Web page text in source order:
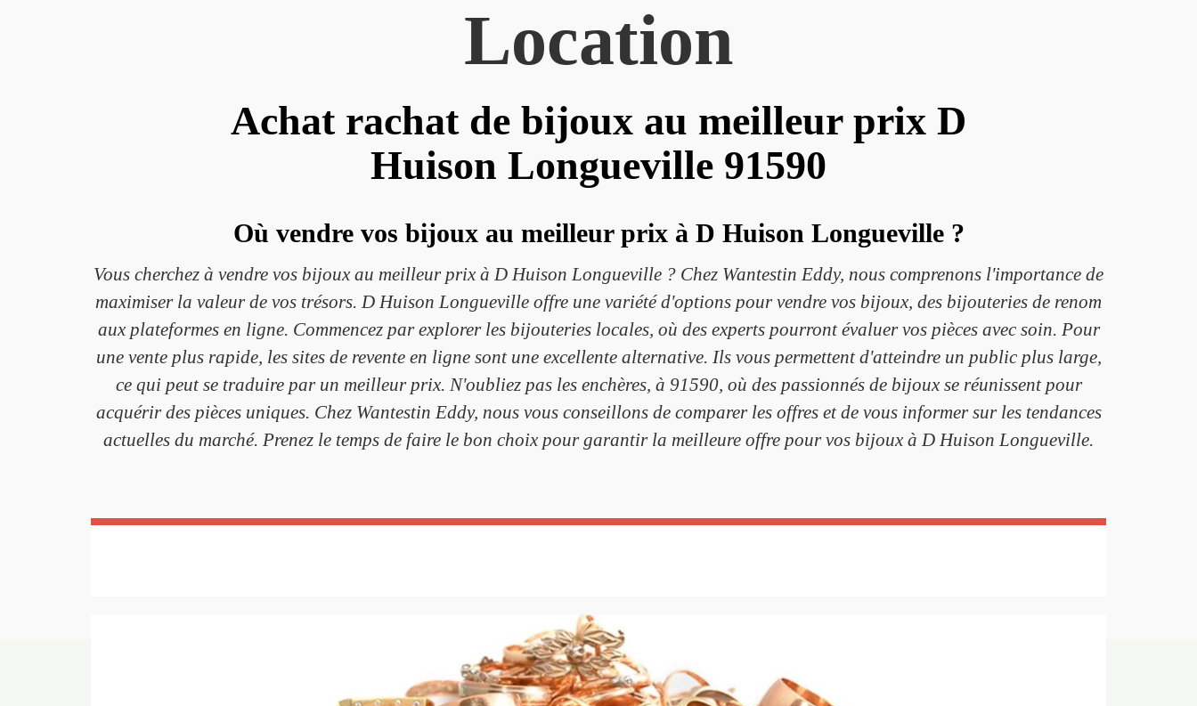
Achat rachat de bijoux au meilleur prix D
Huison Longueville 91590
Location
Où vendre vos bijoux au meilleur prix à D Huison Longueville ?
Vous cherchez à vendre vos bijoux au meilleur prix à D Huison Longueville ? Chez Wantestin Eddy, nous comprenons l'importance de
maximiser la valeur de vos trésors. D Huison Longueville offre une variété d'options pour vendre vos bijoux, des bijouteries de renom
aux plateformes en ligne. Commencez par explorer les bijouteries locales, où des experts pourront évaluer vos pièces avec soin. Pour
une vente plus rapide, les sites de revente en ligne sont une excellente alternative. Ils vous permettent d'atteindre un public plus large,
ce qui peut se traduire par un meilleur prix. N'oubliez pas les enchères, à 91590, où des passionnés de bijoux se réunissent pour
acquérir des pièces uniques. Chez Wantestin Eddy, nous vous conseillons de comparer les offres et de vous informer sur les tendances
actuelles du marché. Prenez le temps de faire le bon choix pour garantir la meilleure offre pour vos bijoux à D Huison Longueville.